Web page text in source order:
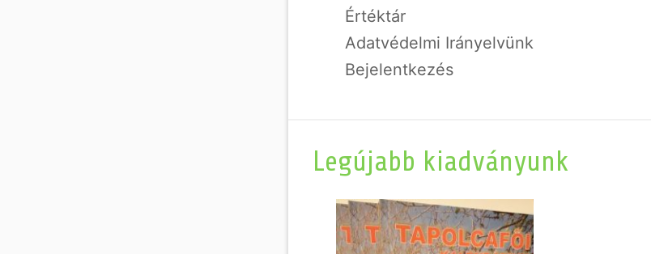
Értéktár
Adatvédelmi Irányelvünk
Bejelentkezés
Legújabb kiadványunk